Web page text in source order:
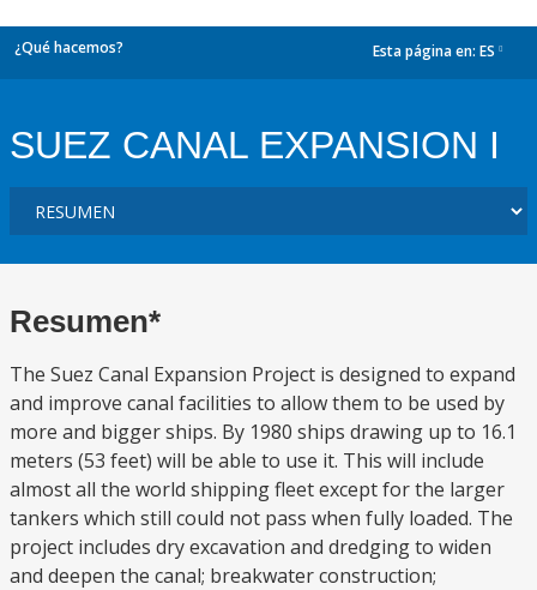
¿Qué hacemos? Esta página en: ES
SUEZ CANAL EXPANSION I
Resumen*
The Suez Canal Expansion Project is designed to expand
and improve canal facilities to allow them to be used by
more and bigger ships. By 1980 ships drawing up to 16.1
meters (53 feet) will be able to use it. This will include
almost all the world shipping fleet except for the larger
tankers which still could not pass when fully loaded. The
project includes dry excavation and dredging to widen
and deepen the canal; breakwater construction;